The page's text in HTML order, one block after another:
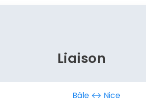
Liaison
Bâle ↔︎ Nice